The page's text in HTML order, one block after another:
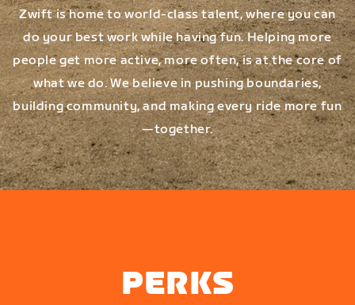
Zwift is home to world-class talent, where you can
do your best work while having fun. Helping more
people get more active, more often, is at the core of
what we do. We believe in pushing boundaries,
building community, and making every ride more fun
—together.
PERKS